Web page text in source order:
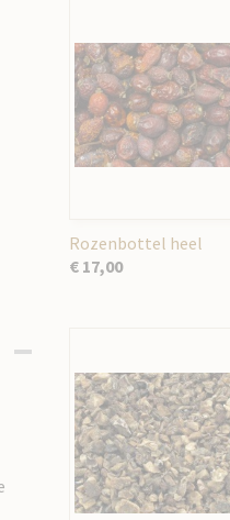
Rozenbottel heel
€ 17,00